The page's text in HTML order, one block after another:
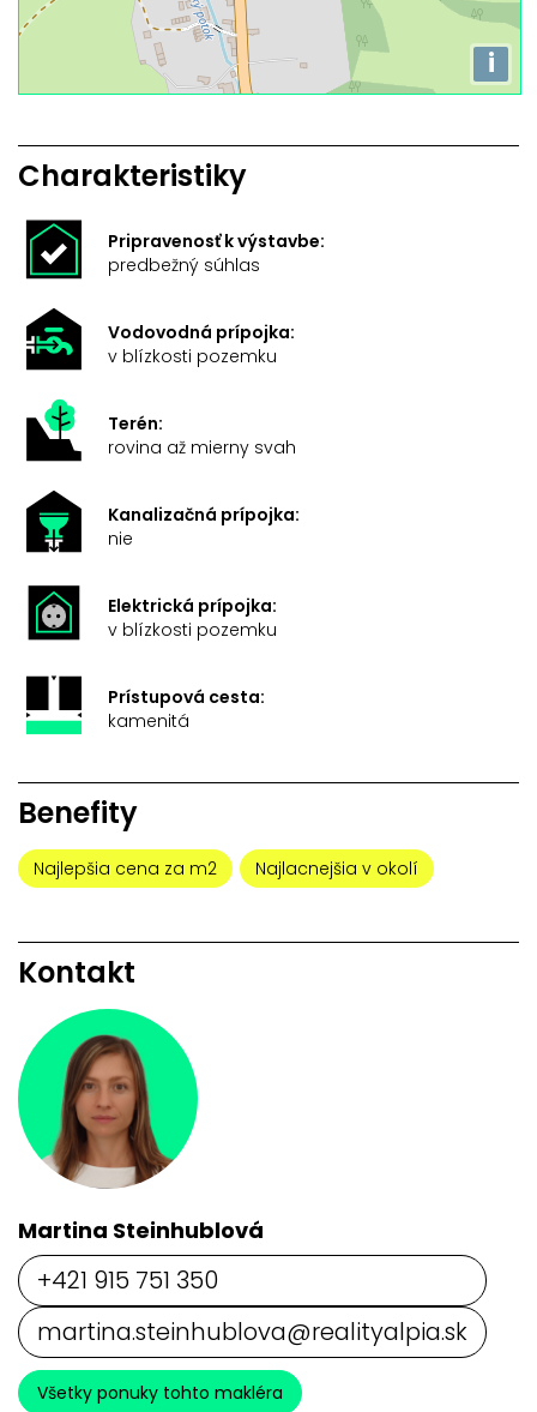
i
Charakteristiky
Pripravenosť k výstavbe:
predbežný súhlas
Vodovodná prípojka:
v blízkosti pozemku
Terén:
rovina až mierny svah
Kanalizačná prípojka:
nie
Elektrická prípojka:
v blízkosti pozemku
Prístupová cesta:
kamenitá
Benefity
Najlepšia cena za m2 Najlacnejšia v okolí
Kontakt
Martina Steinhublová
+421 915 751 350
martina.steinhublova@realityalpia.sk
Všetky ponuky tohto makléra